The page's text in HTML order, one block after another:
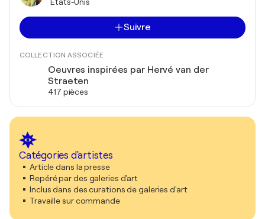
Suivre
COLLECTION ASSOCIÉE
Oeuvres inspirées par Hervé van der
Straeten
417 pièces
Catégories d'artistes
Article dans la presse
Repéré par des galeries d'art
Inclus dans des curations de galeries d'art
Travaille sur commande